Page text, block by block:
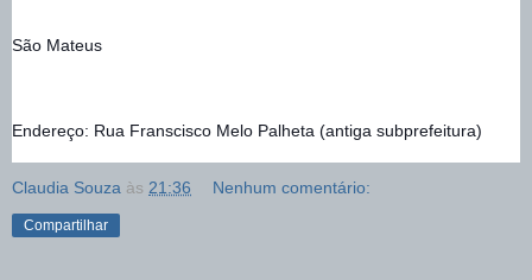
São Mateus
Endereço: Rua Franscisco Melo Palheta (antiga subprefeitura)
Claudia Souza às 21:36 Nenhum comentário:
Compartilhar